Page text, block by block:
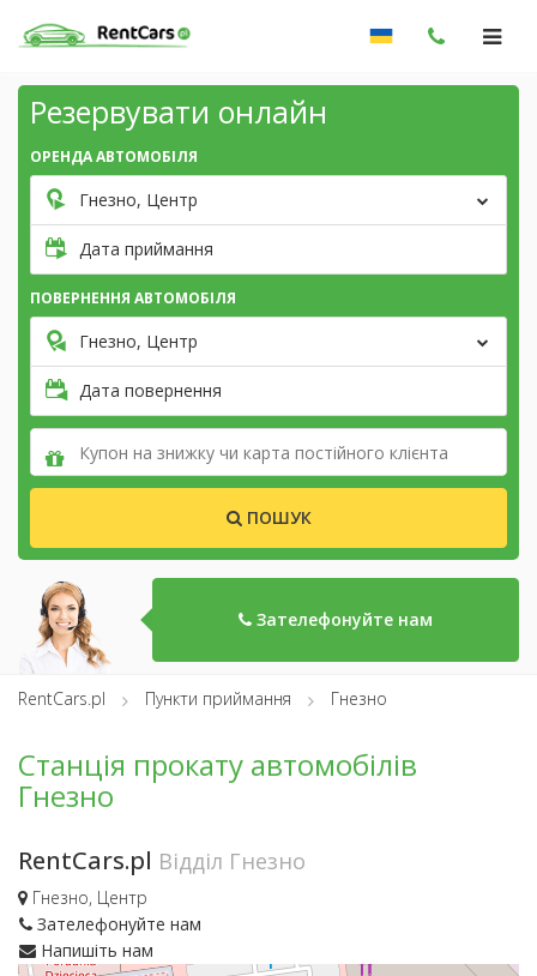
Резервувати онлайн
ОРЕНДА АВТОМОБІЛЯ
Гнезно, Центр
Дата приймання
ПОВЕРНЕННЯ АВТОМОБІЛЯ
Гнезно, Центр
Дата повернення
ПОШУК
Зателефонуйте нам
RentCars.pl Пункти приймання Гнезно
Станція прокату автомобілів
Гнезно
RentCars.pl Відділ Гнезно
Гнезно, Центр
Зателефонуйте нам
Напишіть нам